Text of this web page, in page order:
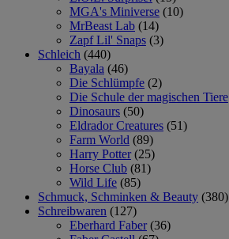
MGA's Miniverse (10)
MrBeast Lab (14)
Zapf Lil' Snaps (3)
Schleich (440)
Bayala (46)
Die Schlümpfe (2)
Die Schule der magischen Tiere
Dinosaurs (50)
Eldrador Creatures (51)
Farm World (89)
Harry Potter (25)
Horse Club (81)
Wild Life (85)
Schmuck, Schminken & Beauty (380)
Schreibwaren (127)
Eberhard Faber (36)